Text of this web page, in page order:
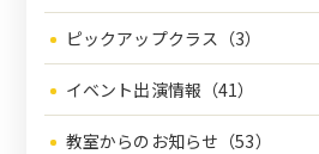
ピックアップクラス（3）
イベント出演情報（41）
教室からのお知らせ（53）